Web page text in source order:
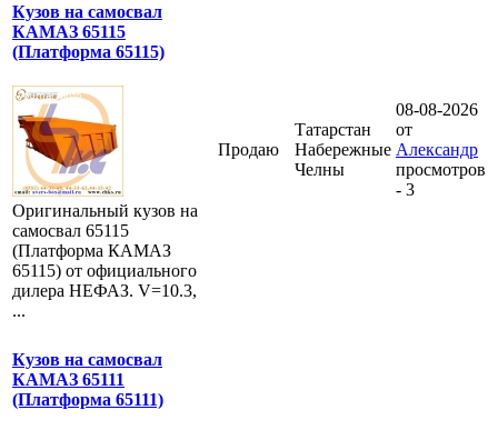
Кузов на самосвал
КАМАЗ 65115
(Платформа 65115)
Оригинальный кузов на
самосвал 65115
(Платформа КАМАЗ
65115) от официального
дилера НЕФАЗ. V=10.3,
...
Продаю
Татарстан
Набережные
Челны
08-08-2026
от
Александр
просмотров
- 3
Кузов на самосвал
КАМАЗ 65111
(Платформа 65111)